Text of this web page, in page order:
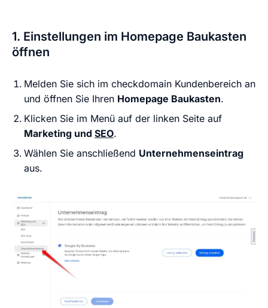
1. Einstellungen im Homepage Baukasten
öffnen
Melden Sie sich im checkdomain Kundenbereich an
und öffnen Sie Ihren Homepage Baukasten.
Klicken Sie im Menü auf der linken Seite auf
Marketing und SEO.
Wählen Sie anschließend Unternehmenseintrag
aus.